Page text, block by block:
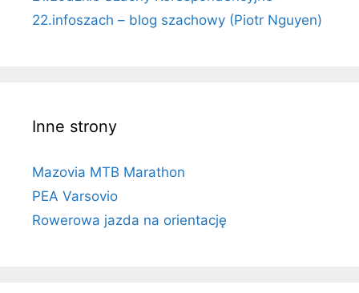
22.infoszach – blog szachowy (Piotr Nguyen)
Inne strony
Mazovia MTB Marathon
PEA Varsovio
Rowerowa jazda na orientację